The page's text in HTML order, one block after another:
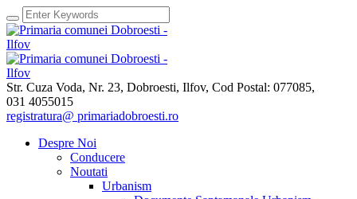
Str. Cuza Voda, Nr. 23, Dobroesti, Ilfov, Cod Postal: 077085,
031 4055015
registratura@ primariadobroesti.ro
Despre Noi
Conducere
Noutati
Urbanism